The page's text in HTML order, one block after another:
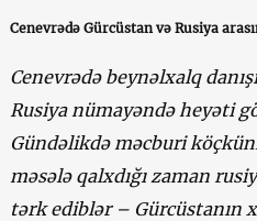
Cenevrədə Gürcüstan və Rusiya
Cenevrədə beynəlxalq
Rusiya nümayəndə heyəti
Gündəlikdə məcburi
məsələ qalxdığı zaman
tərk ediblər – Gürcüstanın